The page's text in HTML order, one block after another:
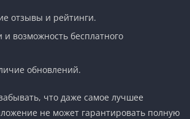
отзывы и рейтинги.
возможность бесплатного
обновлений.
что даже самое лучшее
не может гарантировать полную